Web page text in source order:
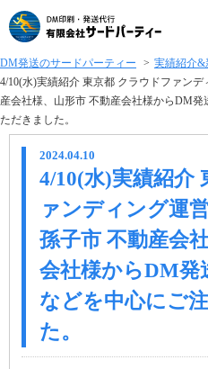
DM発送のサードパーティー > 実績紹介&
4/10(水)実績紹介 東京都 クラウドファン
産会社様、山形市 不動産会社様からDM
ただきました。
2024.04.10
4/10(水)実績紹介
ァンディング運
孫子市 不動産会
会社様からDM発
などを中心にご
た。